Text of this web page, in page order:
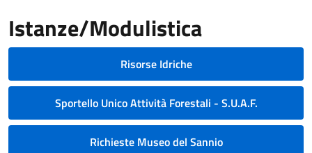
Istanze/Modulistica
Risorse Idriche
Sportello Unico Attività Forestali - S.U.A.F.
Richieste Museo del Sannio